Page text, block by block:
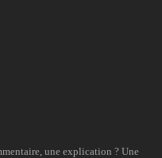
une explication ? Une